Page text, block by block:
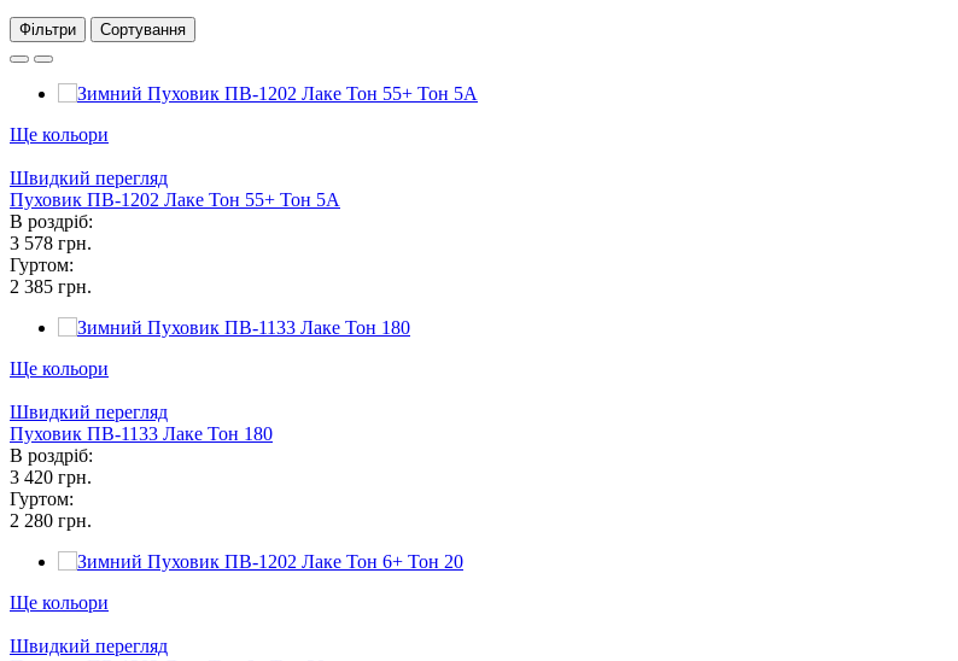
Фільтри Сортування
Ще кольори
Швидкий перегляд
Пуховик ПВ-1202 Лаке Тон 55+ Тон 5А
В роздріб:
3 578 грн.
Гуртом:
2 385 грн.
Ще кольори
Швидкий перегляд
Пуховик ПВ-1133 Лаке Тон 180
В роздріб:
3 420 грн.
Гуртом:
2 280 грн.
Ще кольори
Швидкий перегляд